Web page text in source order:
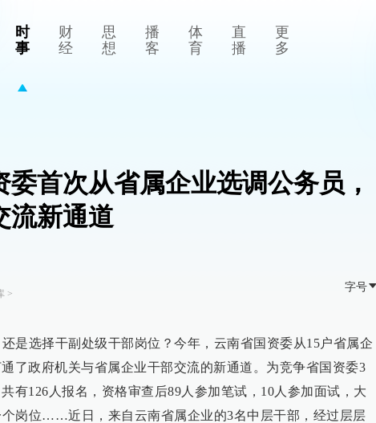
时
事
财
经
思
想
播
客
体
育
直
播
更
多
委首次从省属企业选调公务员，
流新通道
>
字号
是选择干副处级干部岗位？今年，云南省国资委从15户省属企
了政府机关与省属企业干部交流的新通道。为竞争省国资委3
有126人报名，资格审查后89人参加笔试，10人参加面试，大
个岗位……近日，来自云南省属企业的3名中层干部，经过层层